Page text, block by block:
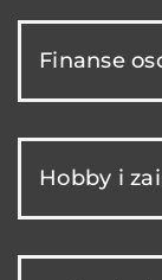
Finanse
Hobby i